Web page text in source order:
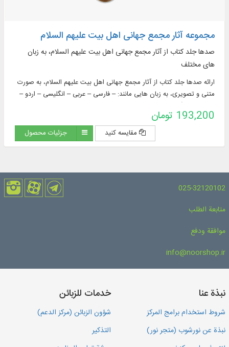
مجموعه آثار مجمع جهانی اهل بیت علیهم السلام
صدها جلد کتاب از آثار مجمع جهانی اهل بیت علیهم السلام، به زبان
‌های مختلف
ارائه صدها جلد کتاب از آثار مجمع جهانی اهل بیت علیهم السلام، به صورت
متنی و تصویری، به زبان ‌هایی مانند: – فارسی – عربی – انگلیسی – اردو –
مناسبت برگزاری اجلاس ششم مجمع عمومی در تهران
193,200 تومان
مقایسه کنید جزئیات محصول
025-32120102
متابعة الطلب
موافقة ودفع
info@noorshop.ir
نبذة عنا
شروط استخدام برامج المركز
نبذة عن نورشوب (متجر نور)
خدمات للزبائن
شؤون الزبائن (مركز الدعم)
التذكير